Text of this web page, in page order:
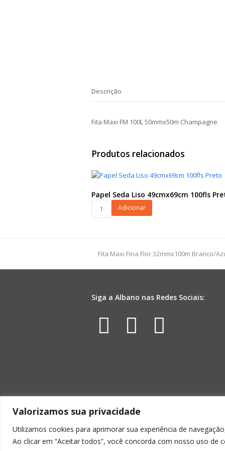
Valorizamos sua privacidade
Utilizamos cookies para aprimorar sua experiência de
Ao clicar em “Aceitar todos”, você concorda com nosso uso de
Descrição
Fita Maxi FM 100L 50mmx50m Champagne
Produtos relacionados
Papel Seda Liso 49cmx69cm 100fls
Preto
quantidade
Adicionar
previous
Fita Maxi Fina Flor 32mmx100m Branco/
Siga a Albano nas Redes Sociais:
Facebook